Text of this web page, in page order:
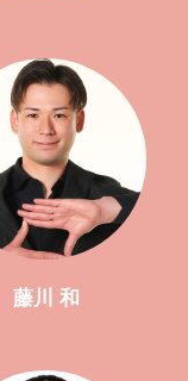
藤川 和